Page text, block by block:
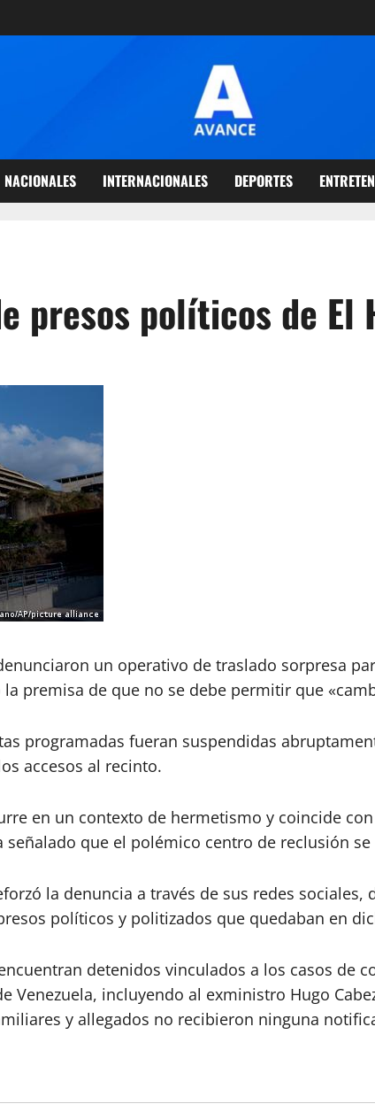
NACIONALES INTERNACIONALES DEPORTES
presos políticos de
un operativo de traslado sorpresa
premisa de que no se debe permitir que
programadas fueran suspendidas
accesos al recinto.
en un contexto de hermetismo y coincide
que el polémico centro de reclusión
la denuncia a través de sus redes
políticos y politizados que quedaban en
detenidos vinculados a los casos de
Venezuela, incluyendo al exministro Hugo
y allegados no recibieron ninguna